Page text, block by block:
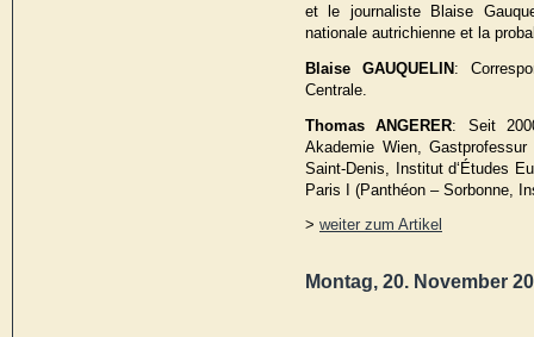
et le journaliste Blaise
nationale autrichienne et la
Blaise GAUQUELIN :
Centrale.
Thomas ANGERER: Seit
Akademie Wien,
Saint-Denis, Institut d‘Études
Paris I (Panthéon – Sorbonne,
> weiter zum Artikel
Montag, 20. November